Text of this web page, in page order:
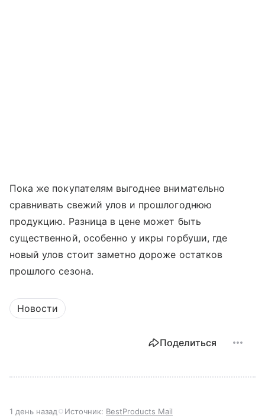
Пока же покупателям выгоднее внимательно
сравнивать свежий улов и прошлогоднюю
продукцию. Разница в цене может быть
существенной, особенно у икры горбуши, где
новый улов стоит заметно дороже остатков
прошлого сезона.
Новости
Поделиться
1 день назад Источник: BestProducts Mail